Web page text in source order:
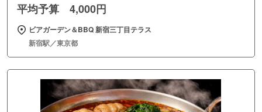
平均予算 4,000円
ビアガーデン＆BBQ 新宿三丁目テラス
新宿駅／東京都